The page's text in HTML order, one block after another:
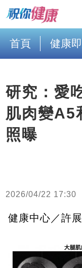
首頁 健康
研究：愛
肌肉變A5
照曝
2026/04/22 17:30
健康中心／許